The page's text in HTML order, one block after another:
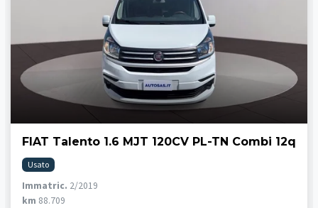
FIAT Talento 1.6 MJT 120CV PL-TN Combi 12q
Usato
Immatric. 2/2019
km 88.709